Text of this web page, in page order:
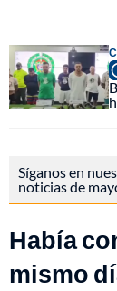
Síganos en
noticias de
Había
mismo